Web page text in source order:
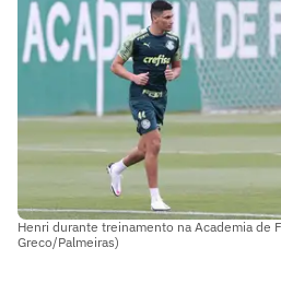
Henri durante treinamento na Academia de
Greco/Palmeiras)